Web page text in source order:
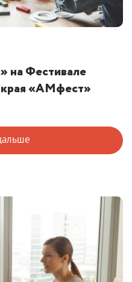
на Фестивале
«АМфест»